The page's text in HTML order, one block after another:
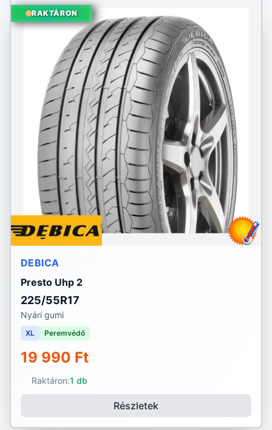
RAKTÁRON
DEBICA
Presto Uhp 2
225/55R17
Nyári gumi
XL Peremvédő
19 990 Ft
Raktáron:1 db
Részletek